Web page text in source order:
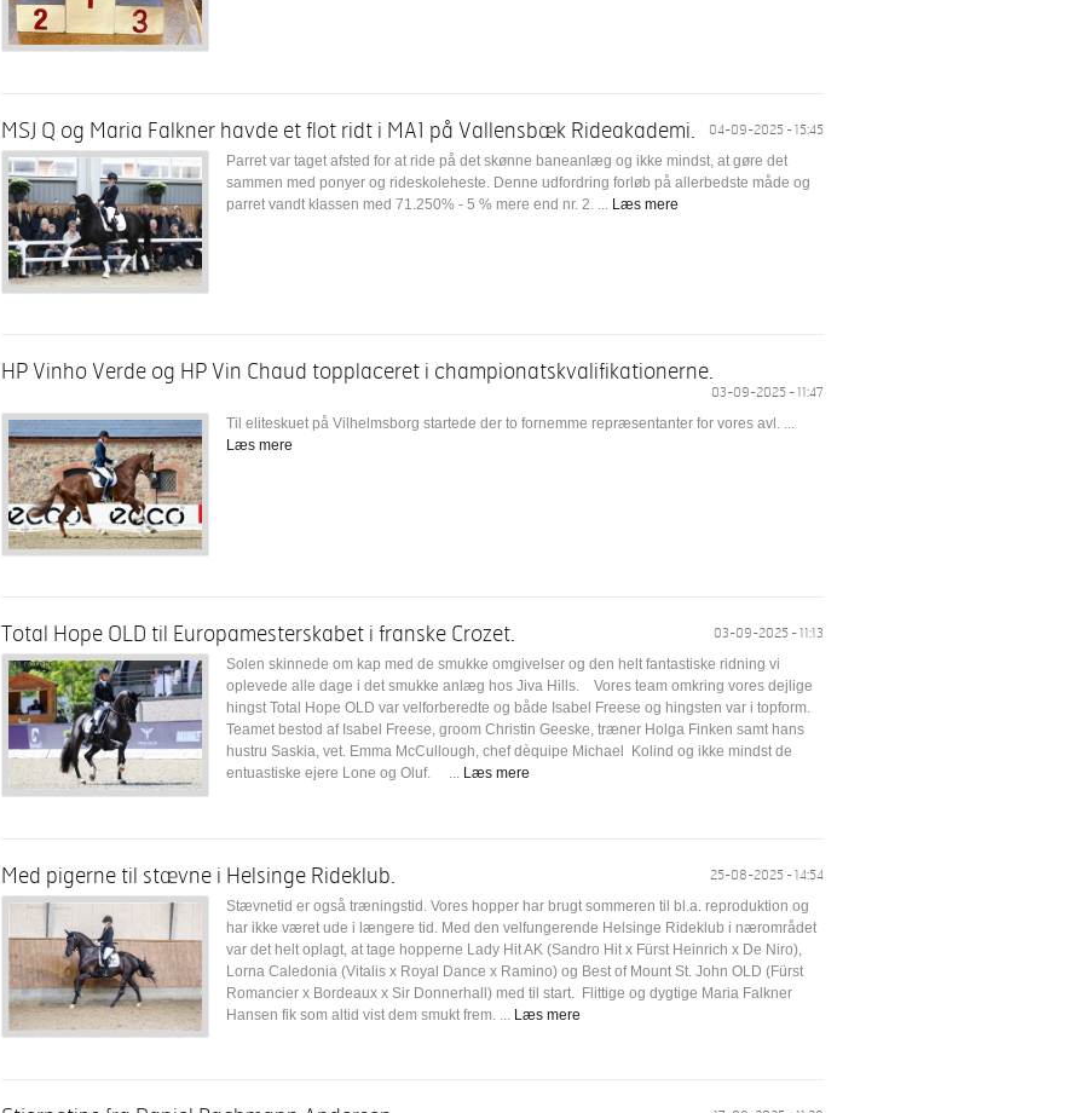
MSJ Q og Maria Falkner havde et flot ridt i MA1 på Vallensbæk Rideakademi.
04-09-2025 - 15:45
Parret var taget afsted for at ride på det skønne baneanlæg og ikke mindst, at gøre det
sammen med ponyer og rideskoleheste. Denne udfordring forløb på allerbedste måde og
parret vandt klassen med 71.250% - 5 % mere end nr. 2. ... Læs mere
HP Vinho Verde og HP Vin Chaud topplaceret i championatskvalifikationerne.
03-09-2025 - 11:47
Til eliteskuet på Vilhelmsborg startede der to fornemme repræsentanter for vores avl. ...
Læs mere
Total Hope OLD til Europamesterskabet i franske Crozet.
03-09-2025 - 11:13
Solen skinnede om kap med de smukke omgivelser og den helt fantastiske ridning vi
oplevede alle dage i det smukke anlæg hos Jiva Hills. Vores team omkring vores dejlige
hingst Total Hope OLD var velforberedte og både Isabel Freese og hingsten var i topform.
Teamet bestod af Isabel Freese, groom Christin Geeske, træner Holga Finken samt hans
hustru Saskia, vet. Emma McCullough, chef dèquipe Michael Kolind og ikke mindst de
entuastiske ejere Lone og Oluf. ... Læs mere
Med pigerne til stævne i Helsinge Rideklub.
25-08-2025 - 14:54
Stævnetid er også træningstid. Vores hopper har brugt sommeren til bl.a. reproduktion og
har ikke været ude i længere tid. Med den velfungerende Helsinge Rideklub i nærområdet
var det helt oplagt, at tage hopperne Lady Hit AK (Sandro Hit x Fürst Heinrich x De Niro),
Lorna Caledonia (Vitalis x Royal Dance x Ramino) og Best of Mount St. John OLD (Fürst
Romancier x Bordeaux x Sir Donnerhall) med til start. Flittige og dygtige Maria Falkner
Hansen fik som altid vist dem smukt frem. ...
Læs mere